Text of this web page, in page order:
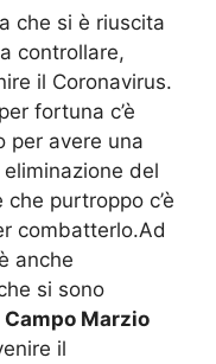
che si è riuscita
controllare,
il Coronavirus.
fortuna c’è
per avere una
del
purtroppo c’è
combatterlo.Ad
anche
si sono
Marzio
il